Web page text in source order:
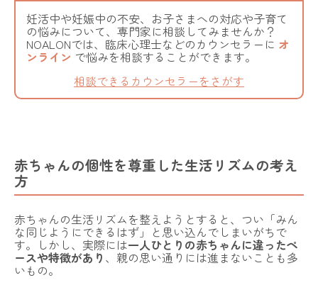
妊活中や妊娠中の不安、お子さまへの対応や子育て
の悩みについて、専門家に相談してみませんか？
NOALONでは、臨床心理士などのカウンセラーに オ
ンライン で悩みを相談することができます。
相談できるカウンセラーをさがす
赤ちゃんの個性を尊重した生活リズムの考え
方
赤ちゃんの生活リズムを整えようとすると、つい「みん
な同じようにできるはず」と思い込んでしまいがちで
す。しかし、実際には一人ひとりの赤ちゃんに違ったペ
ースや特徴があり 、親の思い通りには進まないことも多
いもの。